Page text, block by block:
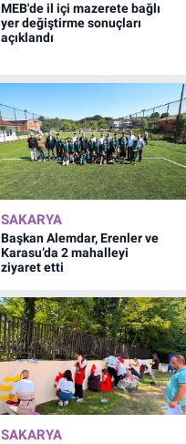
MEB'de il içi mazerete bağlı
yer değiştirme sonuçları
açıklandı
SAKARYA
Başkan Alemdar, Erenler ve
Karasu’da 2 mahalleyi
ziyaret etti
SAKARYA